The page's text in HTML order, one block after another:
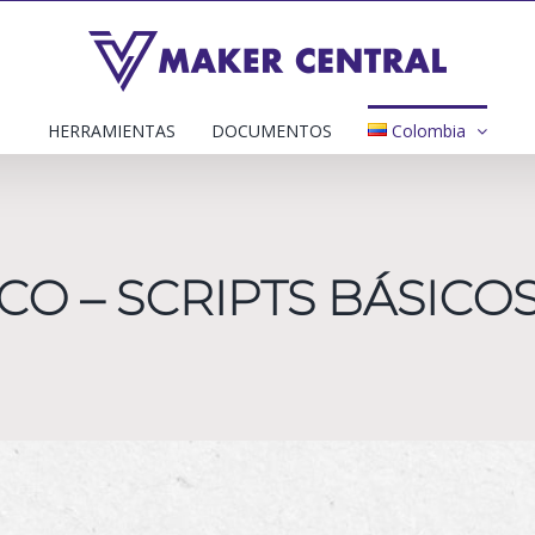
HERRAMIENTAS DOCUMENTOS Colombia
– SCRIPTS